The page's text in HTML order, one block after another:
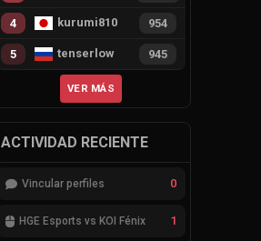
4 kurumi810 954
5 tenserlow 945
VER MÁS
ACTIVIDAD RECIENTE
Vincular perfiles 0
HGE Esports vs KOI Fénix 1